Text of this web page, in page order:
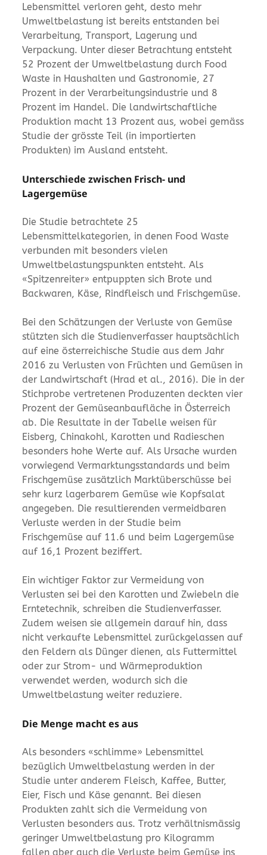
Lebensmittel verloren geht, desto mehr
Umweltbelastung ist bereits entstanden bei
Verarbeitung, Transport, Lagerung und
Verpackung. Unter dieser Betrachtung entsteht
52 Prozent der Umweltbelastung durch Food
Waste in Haushalten und Gastronomie, 27
Prozent in der Verarbeitungsindustrie und 8
Prozent im Handel. Die landwirtschaftliche
Produktion macht 13 Prozent aus, wobei gemäss
Studie der grösste Teil (in importierten
Produkten) im Ausland entsteht.
Unterschiede zwischen Frisch- und
Lagergemüse
Die Studie betrachtete 25
Lebensmittelkategorien, in denen Food Waste
verbunden mit besonders vielen
Umweltbelastungspunkten entsteht. Als
«Spitzenreiter» entpuppten sich Brote und
Backwaren, Käse, Rindfleisch und Frischgemüse.
Bei den Schätzungen der Verluste von Gemüse
stützten sich die Studienverfasser hauptsächlich
auf eine österreichische Studie aus dem Jahr
2016 zu Verlusten von Früchten und Gemüsen in
der Landwirtschaft (Hrad et al., 2016). Die in der
Stichprobe vertretenen Produzenten deckten vier
Prozent der Gemüseanbaufläche in Österreich
ab. Die Resultate in der Tabelle weisen für
Eisberg, Chinakohl, Karotten und Radieschen
besonders hohe Werte auf. Als Ursache wurden
vorwiegend Vermarktungsstandards und beim
Frischgemüse zusätzlich Marktüberschüsse bei
sehr kurz lagerbarem Gemüse wie Kopfsalat
angegeben. Die resultierenden vermeidbaren
Verluste werden in der Studie beim
Frischgemüse auf 11.6 und beim Lagergemüse
auf 16,1 Prozent beziffert.
Ein wichtiger Faktor zur Vermeidung von
Verlusten sei bei den Karotten und Zwiebeln die
Erntetechnik, schreiben die Studienverfasser.
Zudem weisen sie allgemein darauf hin, dass
nicht verkaufte Lebensmittel zurückgelassen auf
den Feldern als Dünger dienen, als Futtermittel
oder zur Strom- und Wärmeproduktion
verwendet werden, wodurch sich die
Umweltbelastung weiter reduziere.
Die Menge macht es aus
Als besonders «schlimme» Lebensmittel
bezüglich Umweltbelastung werden in der
Studie unter anderem Fleisch, Kaffee, Butter,
Eier, Fisch und Käse genannt. Bei diesen
Produkten zahlt sich die Vermeidung von
Verlusten besonders aus. Trotz verhältnismässig
geringer Umweltbelastung pro Kilogramm
fallen aber auch die Verluste beim Gemüse ins